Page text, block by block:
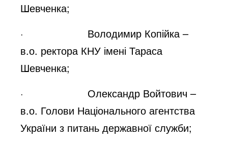
Шевченка;
· Володимир Копійка –
в.о. ректора КНУ імені Тараса
Шевченка;
· Олександр Войтович –
в.о. Голови Національного агентства
України з питань державної служби;